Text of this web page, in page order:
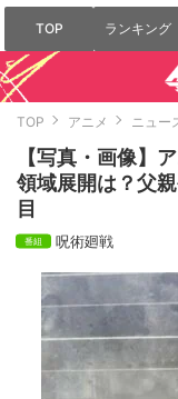
TOP ランキング
TOP アニメ ニュー
【写真・画像】
領域展開は？父
目
呪術廻戦